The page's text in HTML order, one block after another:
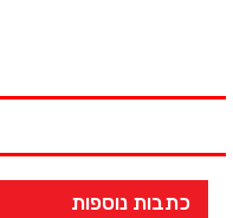
כתבות נוספות